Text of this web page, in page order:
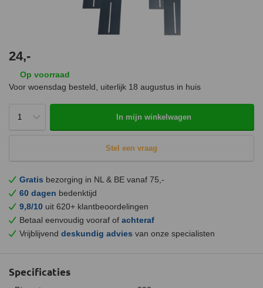
24,-
Op voorraad
Voor woensdag besteld, uiterlijk 18 augustus in huis
In mijn winkelwagen
Stel een vraag
Gratis bezorging in NL & BE vanaf 75,-
60 dagen bedenktijd
9,8/10 uit 620+ klantbeoordelingen
Betaal eenvoudig vooraf of achteraf
Vrijblijvend deskundig advies van onze specialisten
Specificaties